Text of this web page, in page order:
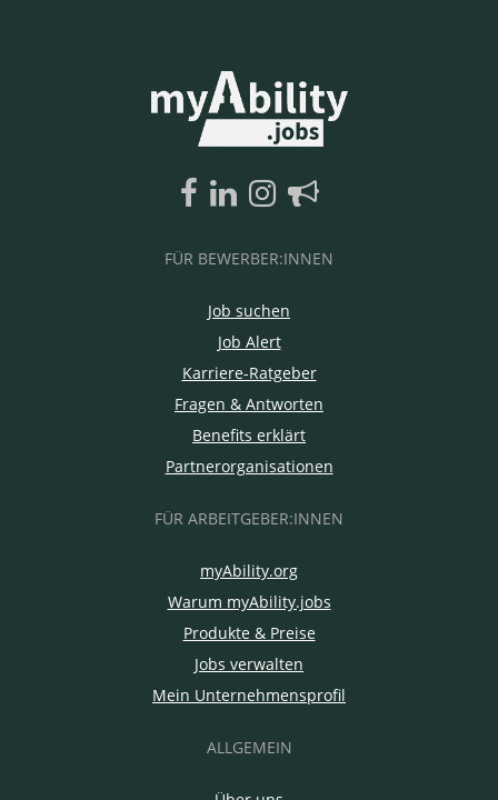
FÜR BEWERBER:INNEN
Job suchen
Job Alert
Karriere-Ratgeber
Fragen & Antworten
Benefits erklärt
Partnerorganisationen
FÜR ARBEITGEBER:INNEN
myAbility.org
Warum myAbility.jobs
Produkte & Preise
Jobs verwalten
Mein Unternehmensprofil
ALLGEMEIN